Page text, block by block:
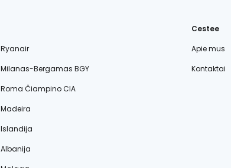
Ryanair
Milanas-Bergamas BGY
Roma Čiampino CIA
Madeira
Islandija
Albanija
Cestee
Apie mus
Kontaktai